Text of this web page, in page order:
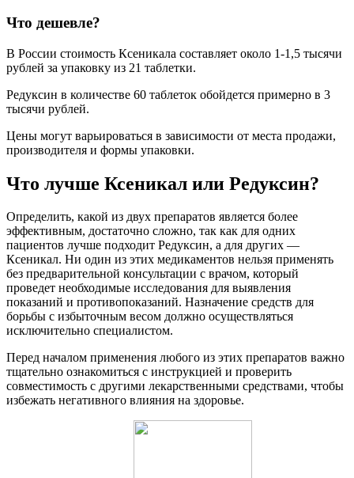
Что дешевле?
В России стоимость Ксеникала составляет около 1-1,5 тысячи
рублей за упаковку из 21 таблетки.
Редуксин в количестве 60 таблеток обойдется примерно в 3
тысячи рублей.
Цены могут варьироваться в зависимости от места продажи,
производителя и формы упаковки.
Что лучше Ксеникал или Редуксин?
Определить, какой из двух препаратов является более
эффективным, достаточно сложно, так как для одних
пациентов лучше подходит Редуксин, а для других —
Ксеникал. Ни один из этих медикаментов нельзя применять
без предварительной консультации с врачом, который
проведет необходимые исследования для выявления
показаний и противопоказаний. Назначение средств для
борьбы с избыточным весом должно осуществляться
исключительно специалистом.
Перед началом применения любого из этих препаратов важно
тщательно ознакомиться с инструкцией и проверить
совместимость с другими лекарственными средствами, чтобы
избежать негативного влияния на здоровье.